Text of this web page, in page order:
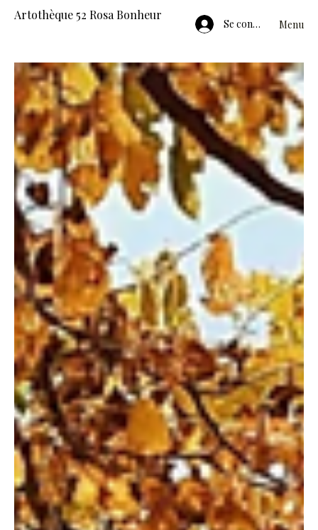
Artothèque 52 Rosa Bonheur
Se connecterMenu